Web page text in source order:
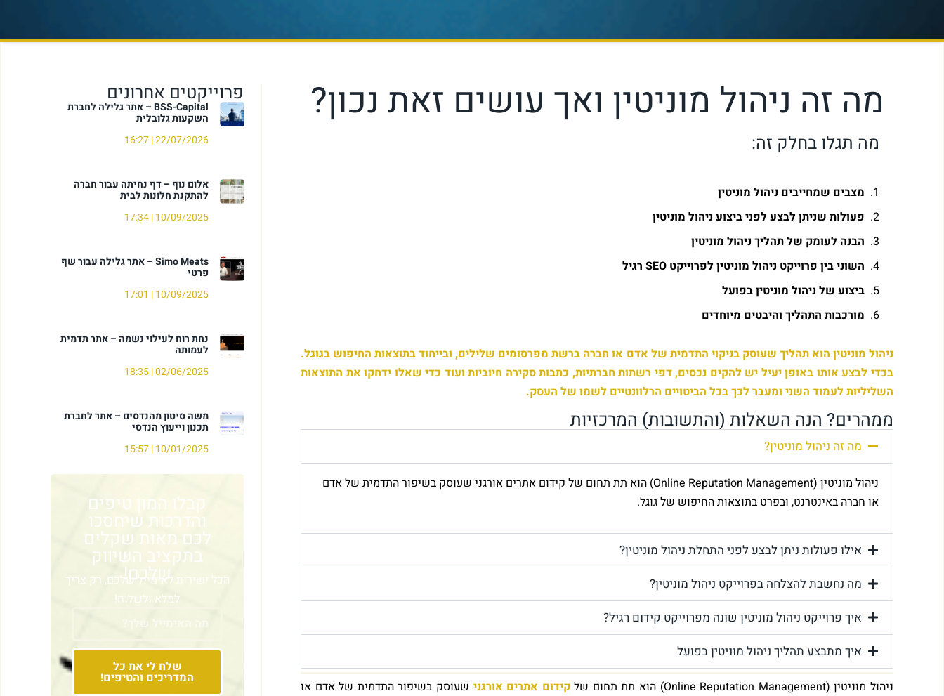
פרוייקטים אחרונים
BSS-Capital – אתר גלילה לחברת
השקעות גלובלית
22/07/2026
אלום נוף – דף נחיתה עבור חברה
להתקנת חלונות לבית
10/09/2025
Simo Meats – אתר גלילה עבור שף
פרטי
10/09/2025
נחת רוח לעילוי נשמה – אתר תדמית
לעמותה
02/06/2025
משה סיטון מהנדסים – אתר לחברת
תכנון וייעוץ הנדסי
10/01/2025
קבלו המון טיפים
והדרכות שיחסכו
לכם מאות שקלים
בתקציב השיווק
שלכם!​
הכל ישירות לאימייל שלכם, רק צריך
למלא ולשלוח!
שלח לי את כל
המדריכים והטיפים!
מה זה ניהול מוניטין ואך עושים זאת נכון?
מה תגלו בחלק זה:
מצבים שמחייבים ניהול מוניטין​
פעולות שניתן לבצע לפני ביצוע ניהול מוניטין
הבנה לעומק של תהליך ניהול מוניטין
השוני בין פרוייקט ניהול מוניטין לפרוייקט SEO רגיל
ביצוע של ניהול מוניטין בפועל​
מורכבות התהליך והיבטים מיוחדים
ניהול מוניטין הוא תהליך שעוסק בניקוי התדמית של אדם או חברה ברשת מפרסומים שלילים, ובייחוד בתוצאות החיפוש בגוגל.
בכדי לבצע אותו באופן יעיל יש להקים נכסים, דפי רשתות חברתיות, כתבות סקירה חיוביות ועוד כדי שאלו ידחקו את התוצאות
השליליות לעמוד השני ומעבר לכך בכל הביטויים הרלוונטיים לשמו של העסק.
ממהרים? הנה השאלות (והתשובות) המרכזיות
מה זה ניהול מוניטין?
ניהול מוניטין (Online Reputation Management) הוא תת תחום של קידום אתרים אורגני שעוסק בשיפור התדמית של אדם
או חברה באינטרנט, ובפרט בתוצאות החיפוש של גוגל.
אילו פעולות ניתן לבצע לפני התחלת ניהול מוניטין?
מה נחשבת להצלחה בפרוייקט ניהול מוניטין?
איך פרוייקט ניהול מוניטין שונה מפרוייקט קידום רגיל?
איך מתבצע תהליך ניהול מוניטין בפועל
ניהול מוניטין (Online Reputation Management) הוא תת תחום של קידום אתרים אורגני שעוסק בשיפור התדמית של אדם או